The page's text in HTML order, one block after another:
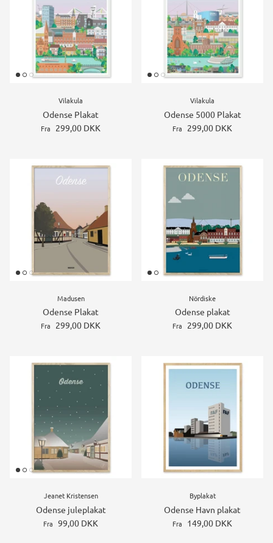
Konstruktions køretøj temafest
Rum temafest
Katte temafest
Vilakula
Odense Plakat
Fra 299,00 DKK
Vilakula
Odense 5000 Plakat
Fra 299,00 DKK
Madusen
Odense Plakat
Fra 299,00 DKK
Nördiske
Odense plakat
Fra 299,00 DKK
Jeanet Kristensen
Odense juleplakat
Fra 99,00 DKK
Byplakat
Odense Havn plakat
Fra 149,00 DKK